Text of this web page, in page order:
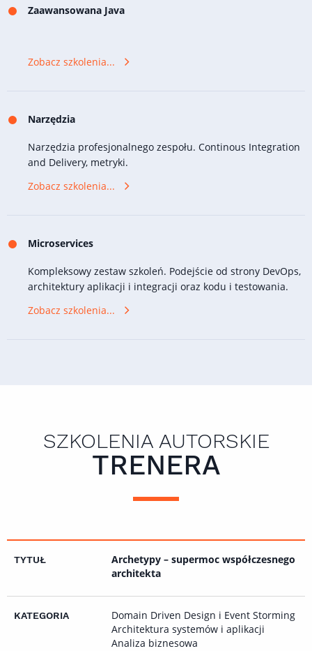
Zaawansowana Java
Zobacz szkolenia...
Narzędzia
Narzędzia profesjonalnego zespołu. Continous Integration
and Delivery, metryki.
Zobacz szkolenia...
Microservices
Kompleksowy zestaw szkoleń. Podejście od strony DevOps,
architektury aplikacji i integracji oraz kodu i testowania.
Zobacz szkolenia...
SZKOLENIA AUTORSKIE
TRENERA
Archetypy – supermoc współczesnego
architekta
Domain Driven Design i Event Storming
Architektura systemów i aplikacji
Analiza biznesowa